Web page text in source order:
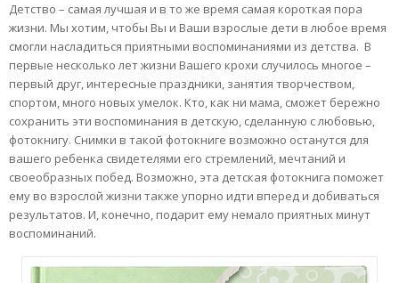
Детство – самая лучшая и в то же время самая короткая пора
жизни. Мы хотим, чтобы Вы и Ваши взрослые дети в любое время
смогли насладиться приятными воспоминаниями из детства. В
первые несколько лет жизни Вашего крохи случилось многое –
первый друг, интересные праздники, занятия творчеством,
спортом, много новых умелок. Кто, как ни мама, сможет бережно
сохранить эти воспоминания в детскую, сделанную с любовью,
фотокнигу. Снимки в такой фотокниге возможно останутся для
вашего ребенка свидетелями его стремлений, мечтаний и
своеобразных побед. Возможно, эта детская фотокнига поможет
ему во взрослой жизни также упорно идти вперед и добиваться
результатов. И, конечно, подарит ему немало приятных минут
воспоминаний.